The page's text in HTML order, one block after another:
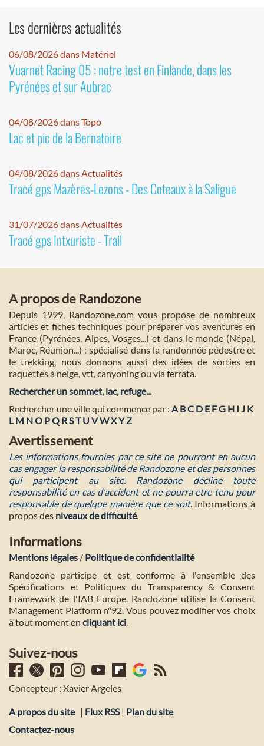
Les dernières actualités
06/08/2026 dans Matériel
Vuarnet Racing 05 : notre test en Finlande, dans les
Pyrénées et sur Aubrac
04/08/2026 dans Topo
Lac et pic de la Bernatoire
04/08/2026 dans Actualités
Tracé gps Mazères-Lezons - Des Coteaux à la Saligue
31/07/2026 dans Actualités
Tracé gps Intxuriste - Trail
A propos de Randozone
Depuis 1999, Randozone.com vous propose de nombreux
articles et fiches techniques pour préparer vos aventures en
France (Pyrénées, Alpes, Vosges...) et dans le monde (Népal,
Maroc, Réunion...) : spécialisé dans la randonnée pédestre et
le trekking, nous donnons aussi des idées de sorties en
raquettes à neige, vtt, canyoning ou via ferrata.
Rechercher un sommet, lac, refuge...
Rechercher une ville qui commence par : A BC D E FG H I J K
L M NO PQ RST U VWXYZ
Avertissement
Les informations fournies par ce site ne pourront en aucun
cas engager la responsabilité de Randozone et des personnes
qui participent au site. Randozone décline toute
responsabilité en cas d'accident et ne pourra etre tenu pour
responsable de quelque manière que ce soit. Informations à
propos des niveaux de difficulté.
Informations
Mentions légales / Politique de confidentialité
Randozone participe et est conforme à l'ensemble des
Spécifications et Politiques du Transparency & Consent
Framework de l'IAB Europe. Randozone utilise la Consent
Management Platform n°92. Vous pouvez modifier vos choix
à tout moment en cliquant ici.
Suivez-nous
Concepteur : Xavier Argeles
A propos du site | Flux RSS| Plan du site
Contactez-nous